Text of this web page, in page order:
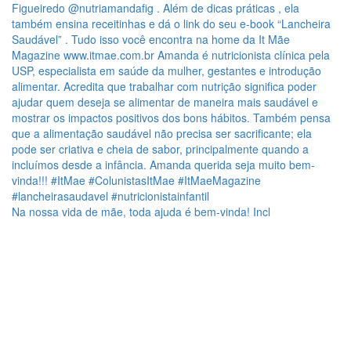
Na nossa vida de mãe, toda ajuda é bem-vinda! Incl